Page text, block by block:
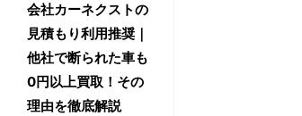
会社カーネクストの
見積もり利用推奨｜
他社で断られた車も
0円以上買取！その
理由を徹底解説